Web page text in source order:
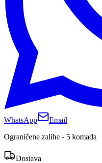
WhatsApp
Email
Ograničene zalihe - 5 komada
Dostava